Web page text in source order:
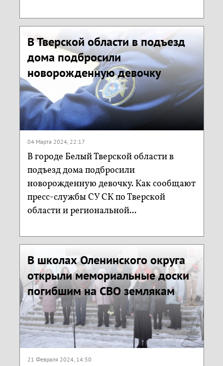
В Тверской области в подъезд
дома подбросили
новорожденную девочку
04 Марта 2024, 22:17
В городе Белый Тверской области в
подъезд дома подбросили
новорожденную девочку. Как сообщают
пресс-службы СУ СК по Тверской
области и региональной...
В школах Оленинского округа
открыли мемориальные доски
погибшим на СВО землякам
21 Февраля 2024, 14:50